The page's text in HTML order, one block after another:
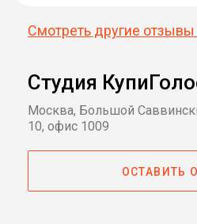
Смотреть другие отзывы
Студия
Москва, Большой
10, офис 1009
ОСТАВИТЬ